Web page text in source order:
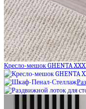
Кресло-мешок GHENTA